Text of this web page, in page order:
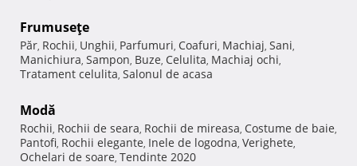
Frumuseţe
Păr, Rochii, Unghii, Parfumuri, Coafuri, Machiaj, Sani,
Manichiura, Sampon, Buze, Celulita, Machiaj ochi,
Tratament celulita, Salonul de acasa
Modă
Rochii, Rochii de seara, Rochii de mireasa, Costume de baie,
Pantofi, Rochii elegante, Inele de logodna, Verighete,
Ochelari de soare, Tendinte 2020